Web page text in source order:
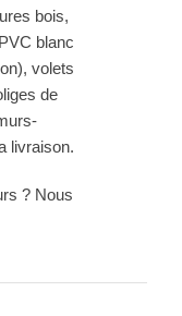
bois,
blanc
volets
de
livraison.
? Nous